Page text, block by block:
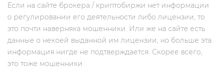
Если на сайте брокера / криптобиржи нет информации
о регулировании его деятельности либо лицензии, то
это почти наверняка мошенники. Или же на сайте есть
данные о некоей выданной им лицензии, но больше эта
информация нигде не подтверждается. Скорее всего,
это тоже мошенники.